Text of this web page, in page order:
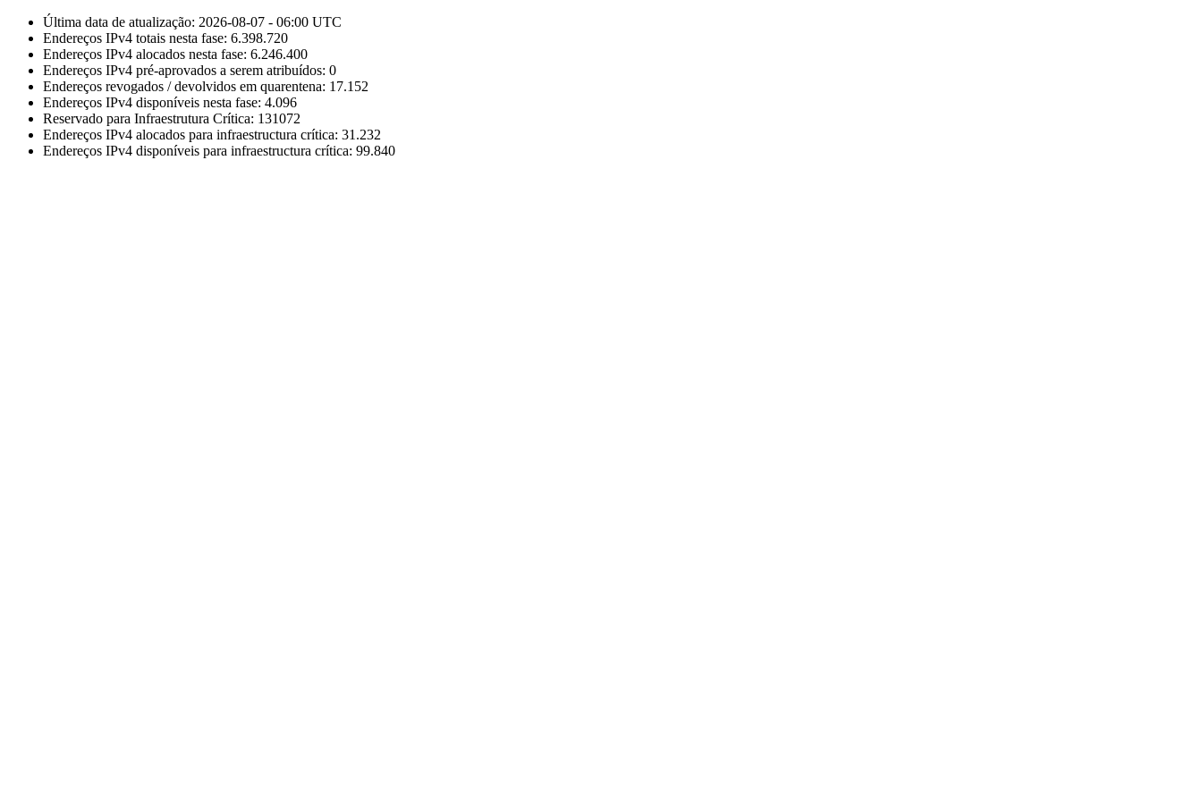
Última data de atualização: 2026-08-07 - 06:00 UTC
Endereços IPv4 totais nesta fase: 6.398.720
Endereços IPv4 alocados nesta fase: 6.246.400
Endereços IPv4 pré-aprovados a serem atribuídos: 0
Endereços revogados / devolvidos em quarentena: 17.152
Endereços IPv4 disponíveis nesta fase: 4.096
Reservado para Infraestrutura Crítica: 131072
Endereços IPv4 alocados para infraestructura crítica: 31.232
Endereços IPv4 disponíveis para infraestructura crítica: 99.840